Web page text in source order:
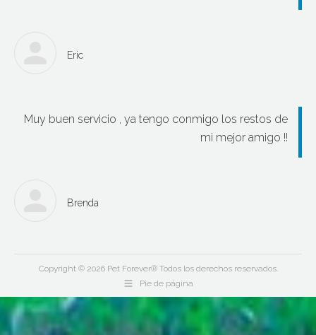
Eric
Muy buen servicio , ya tengo conmigo los restos de
mi mejor amigo !!
Brenda
Copyright © 2026 Pet Forever® Todos los derechos reservados.
Pie de página